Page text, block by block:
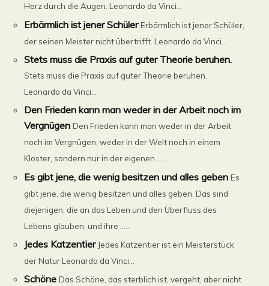
Herz durch die Augen. Leonardo da Vinci...
Erbärmlich ist jener Schüler Erbärmlich ist jener Schüler,
der seinen Meister nicht übertrifft. Leonardo da Vinci...
Stets muss die Praxis auf guter Theorie beruhen.
Stets muss die Praxis auf guter Theorie beruhen.
Leonardo da Vinci...
Den Frieden kann man weder in der Arbeit noch im
Vergnügen Den Frieden kann man weder in der Arbeit
noch im Vergnügen, weder in der Welt noch in einem
Kloster, sondern nur in der eigenen ......
Es gibt jene, die wenig besitzen und alles geben Es
gibt jene, die wenig besitzen und alles geben. Das sind
diejenigen, die an das Leben und den Überfluss des
Lebens glauben, und ihre ......
Jedes Katzentier Jedes Katzentier ist ein Meisterstück
der Natur Leonardo da Vinci...
Schöne Das Schöne, das sterblich ist, vergeht, aber nicht